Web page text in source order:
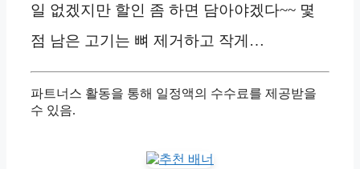
일 없겠지만 할인 좀 하면 담아야겠다~~ 몇
점 남은 고기는 뼈 제거하고 작게…
파트너스 활동을 통해 일정액의 수수료를 제공받을
수 있음.